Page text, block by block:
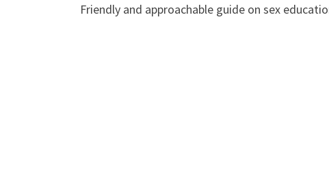
Friendly and approachable guide on sex